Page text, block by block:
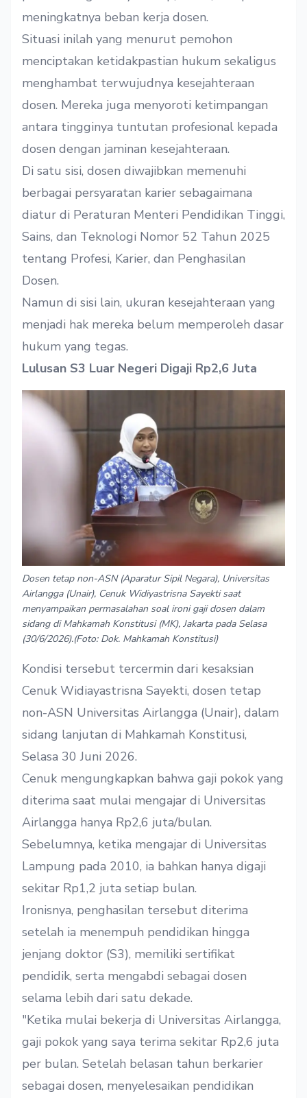
meningkatnya beban kerja dosen.
Situasi inilah yang menurut pemohon
menciptakan ketidakpastian hukum sekaligus
menghambat terwujudnya kesejahteraan
dosen. Mereka juga menyoroti ketimpangan
antara tingginya tuntutan profesional kepada
dosen dengan jaminan kesejahteraan.
Di satu sisi, dosen diwajibkan memenuhi
berbagai persyaratan karier sebagaimana
diatur di Peraturan Menteri Pendidikan Tinggi,
Sains, dan Teknologi Nomor 52 Tahun 2025
tentang Profesi, Karier, dan Penghasilan
Dosen.
Namun di sisi lain, ukuran kesejahteraan yang
menjadi hak mereka belum memperoleh dasar
hukum yang tegas.
Lulusan S3 Luar Negeri Digaji Rp2,6 Juta
Dosen tetap non-ASN (Aparatur Sipil Negara), Universitas
Airlangga (Unair), Cenuk Widiyastrisna Sayekti saat
menyampaikan permasalahan soal ironi gaji dosen dalam
sidang di Mahkamah Konstitusi (MK), Jakarta pada Selasa
(30/6/2026).(Foto: Dok. Mahkamah Konstitusi)
Kondisi tersebut tercermin dari kesaksian
Cenuk Widiayastrisna Sayekti, dosen tetap
non-ASN Universitas Airlangga (Unair), dalam
sidang lanjutan di Mahkamah Konstitusi,
Selasa 30 Juni 2026.
Cenuk mengungkapkan bahwa gaji pokok yang
diterima saat mulai mengajar di Universitas
Airlangga hanya Rp2,6 juta/bulan.
Sebelumnya, ketika mengajar di Universitas
Lampung pada 2010, ia bahkan hanya digaji
sekitar Rp1,2 juta setiap bulan.
Ironisnya, penghasilan tersebut diterima
setelah ia menempuh pendidikan hingga
jenjang doktor (S3), memiliki sertifikat
pendidik, serta mengabdi sebagai dosen
selama lebih dari satu dekade.
"Ketika mulai bekerja di Universitas Airlangga,
gaji pokok yang saya terima sekitar Rp2,6 juta
per bulan. Setelah belasan tahun berkarier
sebagai dosen, menyelesaikan pendidikan